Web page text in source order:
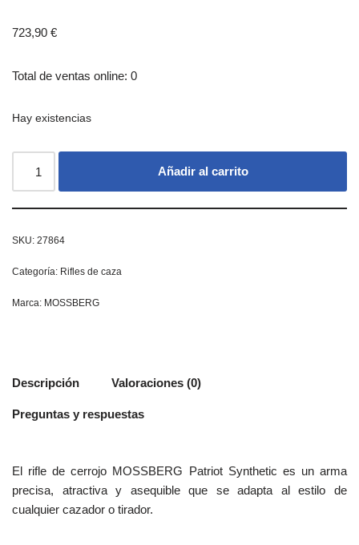
723,90 €
Total de ventas online: 0
Hay existencias
Añadir al carrito
SKU: 27864
Categoría: Rifles de caza
Marca: MOSSBERG
Descripción Valoraciones (0)
Preguntas y respuestas
El rifle de cerrojo MOSSBERG Patriot Synthetic es un arma
precisa, atractiva y asequible que se adapta al estilo de
cualquier cazador o tirador.